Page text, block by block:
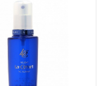
радикалов.
бороться с